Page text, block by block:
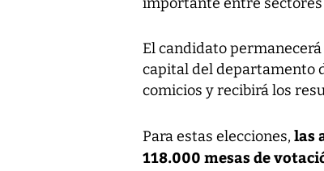
El candidato
capital del departamento
comicios y recibirá los
Para estas elecciones, las
118.000 mesas de